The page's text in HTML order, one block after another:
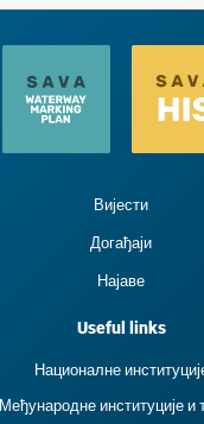
Вијести
Догађаји
Најаве
Useful links
Националне
Међународне институције и